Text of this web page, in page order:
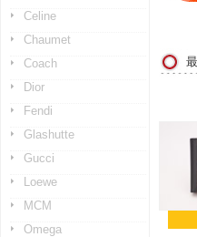
Celine
Chaumet
Coach
Dior
Fendi
Glashutte
Gucci
Loewe
MCM
Omega